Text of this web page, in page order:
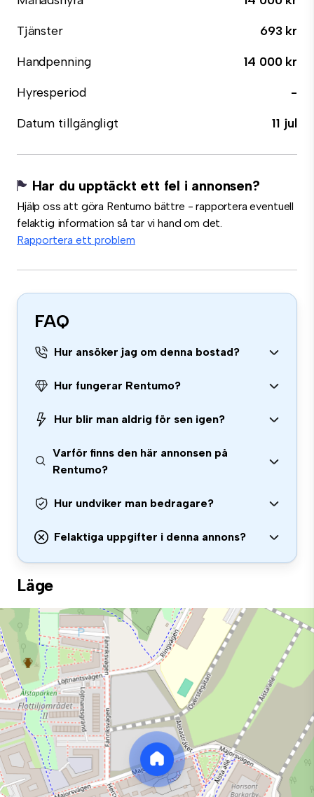
Tjänster
693 kr
Handpenning
14 000 kr
Hyresperiod
-
Datum tillgängligt
11 jul
Har du upptäckt ett fel i annonsen?
Hjälp oss att göra Rentumo bättre - rapportera eventuell
felaktig information så tar vi hand om det.
Rapportera ett problem
FAQ
Hur ansöker jag om denna bostad?
Hur fungerar Rentumo?
Hur blir man aldrig för sen igen?
Varför finns den här annonsen på
Rentumo?
Hur undviker man bedragare?
Felaktiga uppgifter i denna annons?
Läge